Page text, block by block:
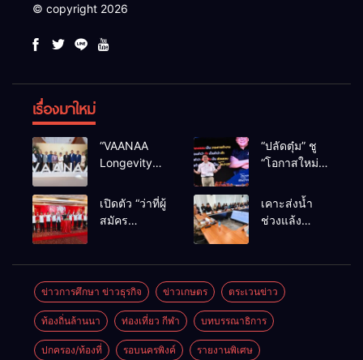
© copyright 2026
เรื่องมาใหม่
“VAANAA
Longevity
ศูนย์สุขภาพ
ไฮเอนต์ใหญ่
“ปลัดตุ๋ม” ชู
“โอกาสใหม่”
สู่ทางออก
ประเทศ ไม่ใช่
เปิดตัว “ว่าที่ผู้
สมัคร
เขตครบ ย้ำจะ
กลับมาทวง
เก้าอี้คืน
เคาะส่งน้ำ
ช่วงแล้ง
ลบ.ม. ให้
เกษตรกว่า 1
แสนไร่
ข่าวการศึกษา ข่าวธุรกิจ ข่าวเกษตร ตระเวนข่าว
ท้องถิ่นล้านนา ท่องเที่ยว กีฬา บทบรรณาธิการ
ปกครอง/ท้องที่ รอบนครพิงค์ รายงานพิเศษ